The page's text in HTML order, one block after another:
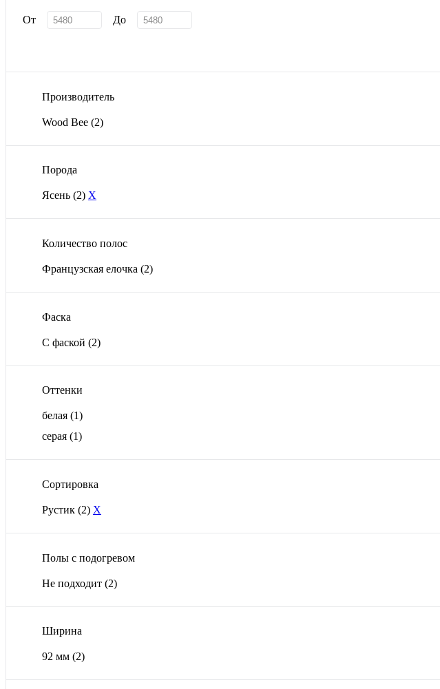
От До
Производитель
Wood Bee (2)
Порода
Ясень (2) X
Количество полос
Французская елочка (2)
Фаска
С фаской (2)
Оттенки
белая (1)
серая (1)
Сортировка
Рустик (2) X
Полы с подогревом
Не подходит (2)
Ширина
92 мм (2)